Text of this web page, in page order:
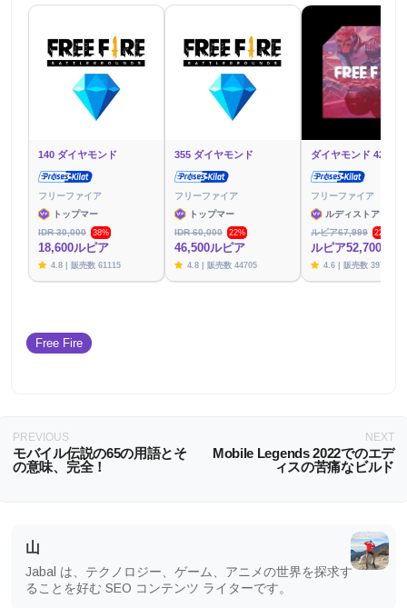
140 ダイヤモンド
フリーファイア
トップマー
IDR 30,000
38%
18,600ルピア
4.8 | 販売数 61115
355 ダイヤモンド
フリーファイア
トップマー
IDR 60,000
22%
46,500ルピア
4.8 | 販売数 44705
ダイヤモンド 425 個
フリーファイア
ルディストアーズ
ルピア67,999
22%
ルピア52,700
4.6 | 販売数 39791
Free Fire
PREVIOUS
モバイル伝説の65の用語とそ
の意味、完全！
NEXT
Mobile Legends 2022でのエデ
ィスの苦痛なビルド
山
Jabal は、テクノロジー、ゲーム、アニメの世界を探求す
ることを好む SEO コンテンツ ライターです。